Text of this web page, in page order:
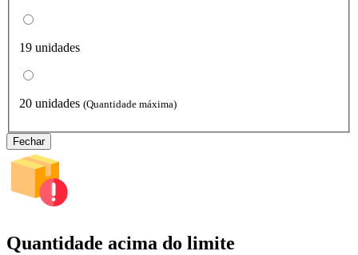
19 unidades
20 unidades (Quantidade máxima)
Fechar
Quantidade acima do limite